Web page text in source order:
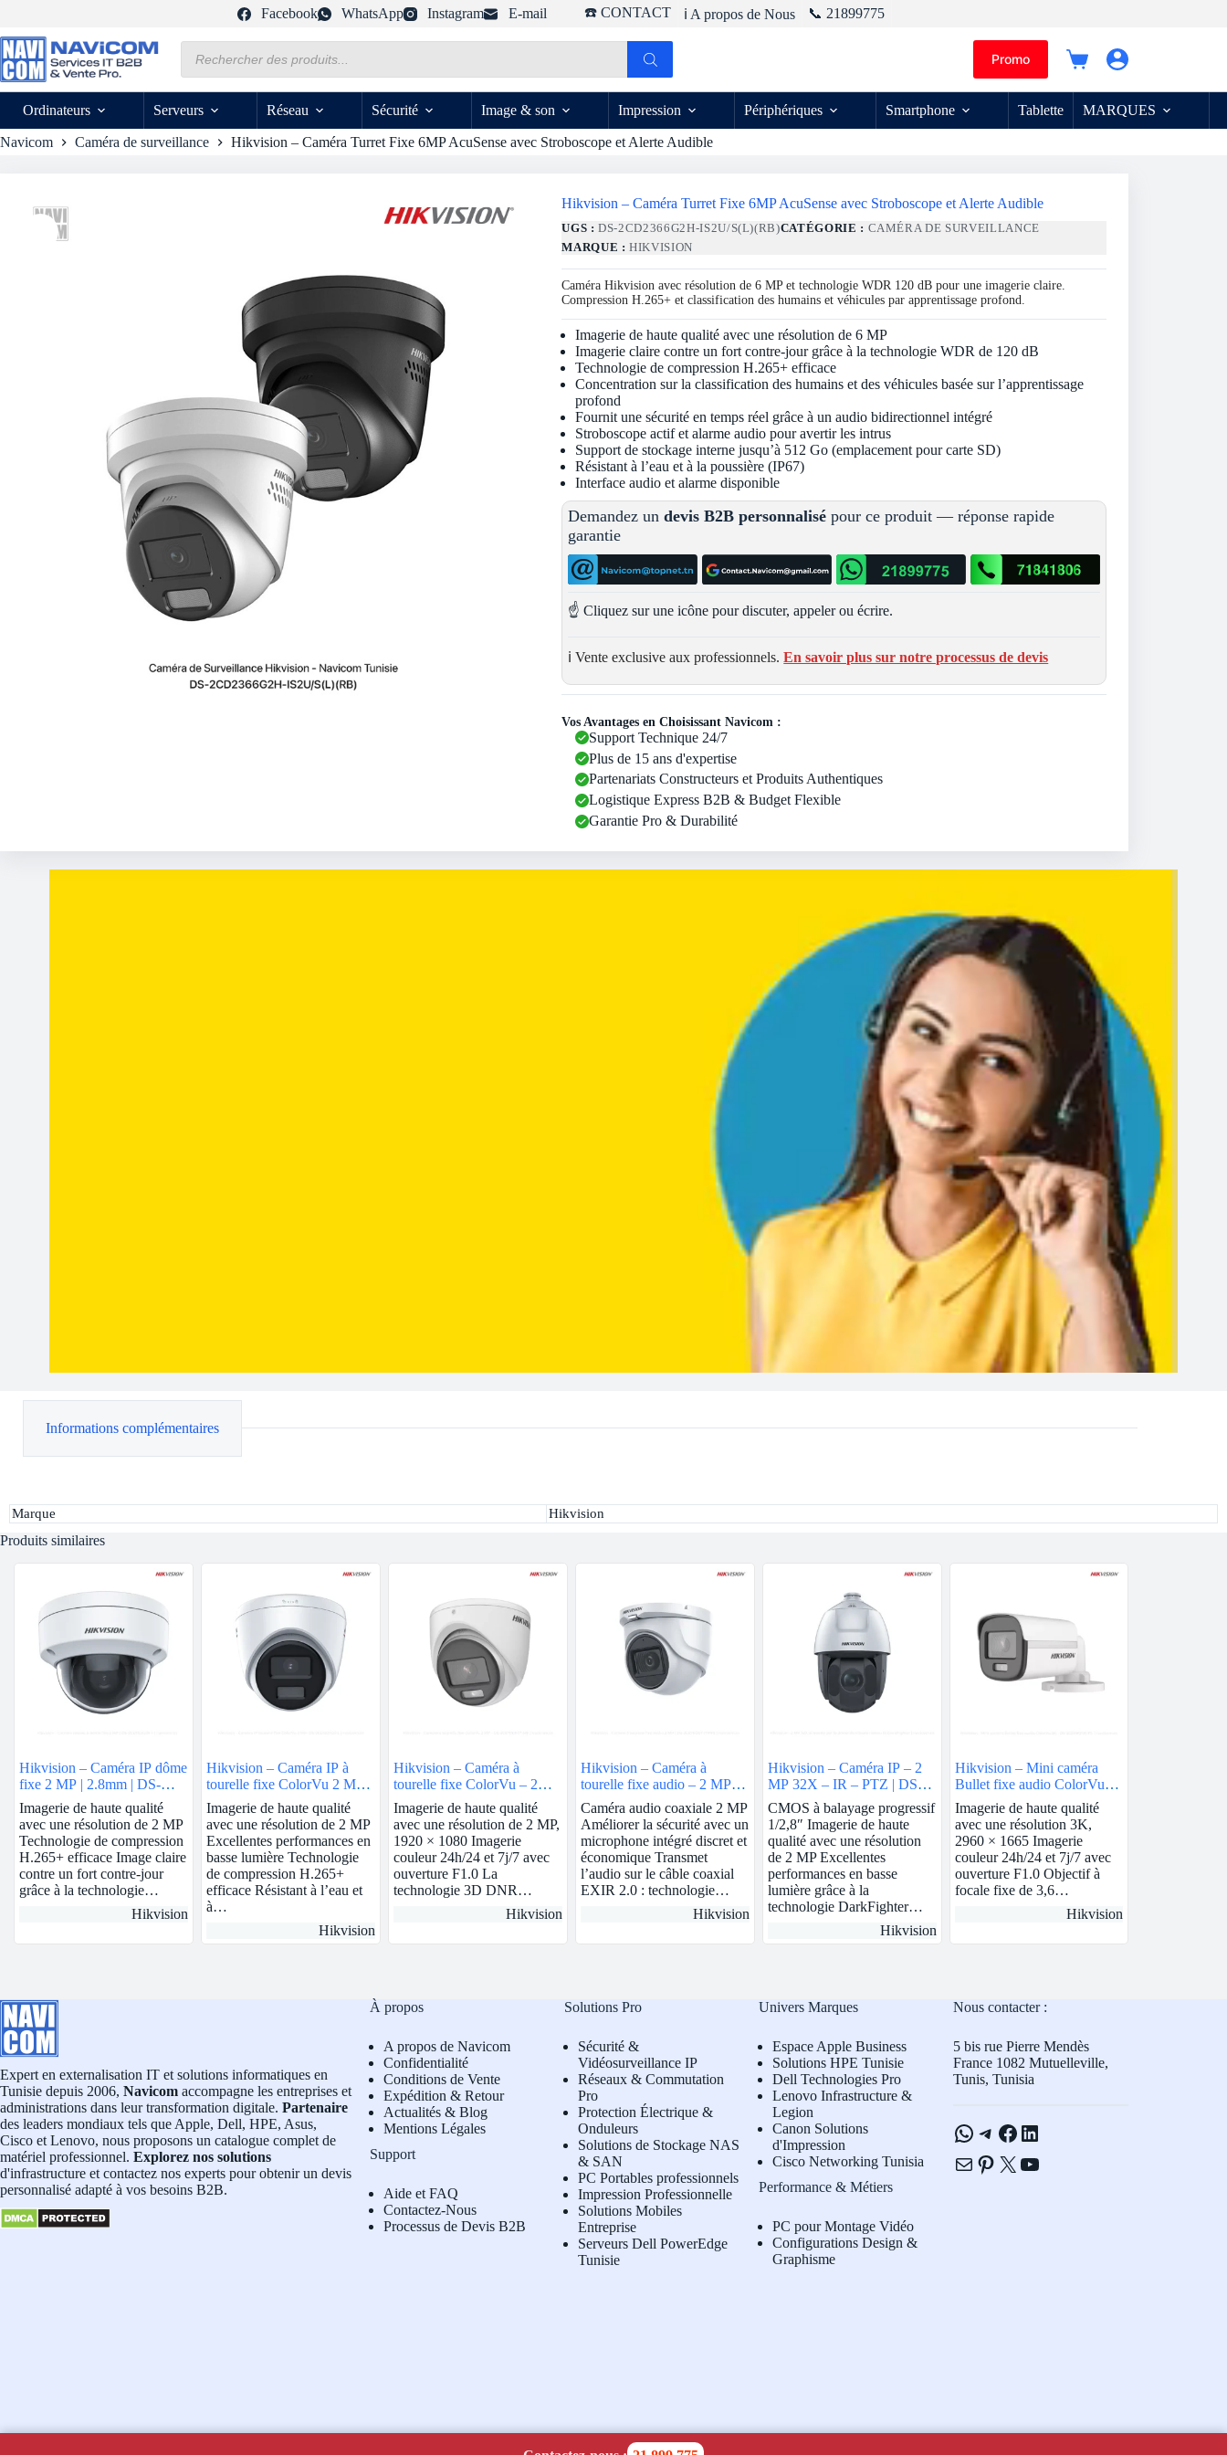
contenu
Facebook WhatsApp Instagram E-mail ☎️ CONTACT ℹ️ A propos de Nous 📞 21899775
produits
Promo
Panier
Ordinateurs
Serveurs Réseau Sécurité Image & son Impression Périphériques Smartphone Tablette MARQUES
Navicom Caméra de surveillance Hikvision – Caméra Turret Fixe 6MP AcuSense avec Stroboscope et Alerte Audible
Hikvision – Caméra Turret Fixe 6MP AcuSense avec Stroboscope et Alerte Audible
UGS :DS-2CD2366G2H-IS2U/S(L)(RB)CATÉGORIE : CAMÉRA DE SURVEILLANCE
MARQUE :HIKVISION
Caméra Hikvision avec résolution de 6 MP et technologie WDR 120 dB pour une imagerie claire.
Compression H.265+ et classification des humains et véhicules par apprentissage profond.
Imagerie de haute qualité avec une résolution de 6 MP
Imagerie claire contre un fort contre-jour grâce à la technologie WDR de 120 dB
Technologie de compression H.265+ efficace
Concentration sur la classification des humains et des véhicules basée sur l’apprentissage
profond
Fournit une sécurité en temps réel grâce à un audio bidirectionnel intégré
Stroboscope actif et alarme audio pour avertir les intrus
Support de stockage interne jusqu’à 512 Go (emplacement pour carte SD)
Résistant à l’eau et à la poussière (IP67)
Interface audio et alarme disponible
Demandez undevis B2B personnalisé pour ce produit — réponse rapide
garantie
☝️ Cliquez sur une icône pour discuter, appeler ou écrire.
ℹ️ Vente exclusive aux professionnels.En savoir plus sur notre processus de devis
Vos Avantages en Choisissant Navicom :
Support Technique 24/7
Plus de 15 ans d'expertise
Partenariats Constructeurs et Produits Authentiques
Logistique Express B2B & Budget Flexible
Garantie Pro & Durabilité
Informations complémentaires
Marque Hikvision
Produits similaires
Hikvision – Caméra IP dôme
fixe 2 MP | 2.8mm | DS-
2CD1123G0E-I
Imagerie de haute qualité
avec une résolution de 2 MP
Technologie de compression
H.265+ efficace Image claire
contre un fort contre-jour
grâce à la technologie…
Hikvision
Hikvision – Caméra IP à
tourelle fixe ColorVu 2 MP |
2.8mm | DS-2CD1327G0-L
Imagerie de haute qualité
avec une résolution de 2 MP
Excellentes performances en
basse lumière Technologie
de compression H.265+
efficace Résistant à l’eau et
à…
Hikvision
Hikvision – Caméra à
tourelle fixe ColorVu – 2
MP | DS-2CE70DF0T-MF
Imagerie de haute qualité
avec une résolution de 2 MP,
1920 × 1080 Imagerie
couleur 24h/24 et 7j/7 avec
ouverture F1.0 La
technologie 3D DNR…
Hikvision
Hikvision – Caméra à
tourelle fixe audio – 2 MP |
DS-2CE76D0T-ITMFS
Caméra audio coaxiale 2 MP
Améliorer la sécurité avec un
microphone intégré discret et
économique Transmet
l’audio sur le câble coaxial
EXIR 2.0 : technologie…
Hikvision
Hikvision – Caméra IP – 2
MP 32X – IR – PTZ | DS-
2DE5232IW-AE
CMOS à balayage progressif
1/2,8″ Imagerie de haute
qualité avec une résolution
de 2 MP Excellentes
performances en basse
lumière grâce à la
technologie DarkFighter…
Hikvision
Hikvision – Mini caméra
Bullet fixe audio ColorVu
3K | DS-2CE10KF0T-FS
Imagerie de haute qualité
avec une résolution 3K,
2960 × 1665 Imagerie
couleur 24h/24 et 7j/7 avec
ouverture F1.0 Objectif à
focale fixe de 3,6…
Hikvision
Expert en externalisation IT et solutions informatiques en
Tunisie depuis 2006, Navicom accompagne les entreprises et
administrations dans leur transformation digitale. Partenaire
des leaders mondiaux tels que Apple, Dell, HPE, Asus,
Cisco et Lenovo, nous proposons un catalogue complet de
matériel professionnel. Explorez nos solutions
d'infrastructure et contactez nos experts pour obtenir un devis
personnalisé adapté à vos besoins B2B.
À propos
A propos de Navicom
Confidentialité
Conditions de Vente
Expédition & Retour
Actualités & Blog
Mentions Légales
Support
Aide et FAQ
Contactez-Nous
Processus de Devis B2B
Solutions Pro
Sécurité &
Vidéosurveillance IP
Réseaux & Commutation
Pro
Protection Électrique &
Onduleurs
Solutions de Stockage NAS
& SAN
PC Portables professionnels
Impression Professionnelle
Solutions Mobiles
Entreprise
Serveurs Dell PowerEdge
Tunisie
Univers Marques
Espace Apple Business
Solutions HPE Tunisie
Dell Technologies Pro
Lenovo Infrastructure &
Legion
Canon Solutions
d'Impression
Cisco Networking Tunisia
Performance & Métiers
PC pour Montage Vidéo
Configurations Design &
Graphisme
Nous contacter :
5 bis rue Pierre Mendès
France 1082 Mutuelleville,
Tunis, Tunisia
WhatsApp
Telegram
Facebook
LinkedIn
E-mailPinterest
X YouTube